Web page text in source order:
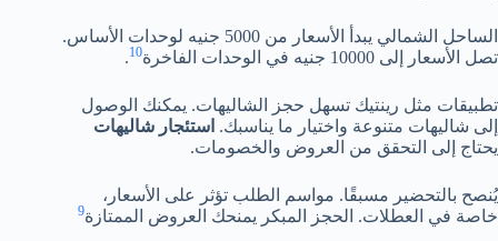
الساحل الشمالي يبدأ الأسعار من 5000 جنيه لوحدات الأساس.
تصل الأسعار إلى 10000 جنيه في الوحدات الفاخرة
10
.
تطبيقات مثل رينتيك تسهل حجز الشاليهات. يمكنك الوصول
إلى شاليهات متنوعة واختيار ما يناسبك. استئجار شاليهات
يحتاج إلى التحقق من العروض والخصومات.
يُنصح بالتحضير مسبقًا. مواسم الطلب تؤثر على الأسعار،
خاصة في العطلات. الحجز المبكر يمنحك العروض الممتازة9